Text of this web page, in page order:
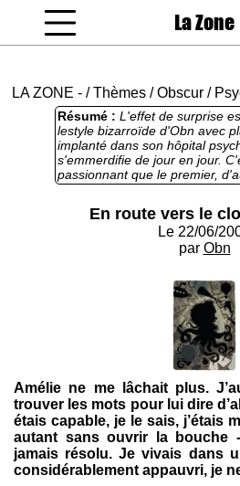
La Zone
LA ZONE - /Thèmes /Obscur /
Résumé : L'effet de surprise
lestyle bizarroïde d'Obn avec
implanté dans son hôpital
s'emmerdifie de jour en jour.
passionnant que le premier,
sur les relations avec les
un point final désespéré à
En route vers le
Le 22/06/
par Obn
Amélie ne me lâchait plus.
trouver les mots pour lui dire
étais capable, je le sais, j’étais
autant sans ouvrir la bouche
jamais résolu. Je vivais dans
considérablement appauvri, je